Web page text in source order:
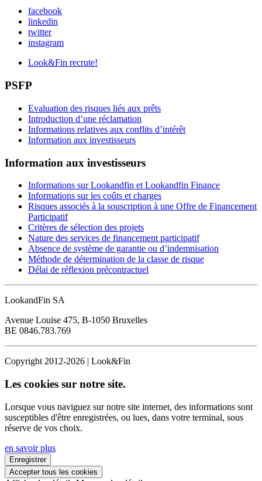
facebook
linkedin
twitter
instagram
Look&Fin recrute!
PSFP
Evaluation des risques liés aux prêts
Introduction d’une réclamation
Informations relatives aux conflits d’intérêt
Information aux investisseurs
Information aux investisseurs
Informations sur Lookandfin et Lookandfin Finance
Informations sur les coûts et charges
Risques associés à la souscription à une Offre de Financement
Participatif
Critères de sélection des projets
Nature des services de financement participatif
Absence de système de garantie ou d’indemnisation
Méthode de détermination de la classe de risque
Délai de réflexion précontractuel
LookandFin SA
Avenue Louise 475, B-1050 Bruxelles
BE 0846.783.769
Copyright 2012-2026 | Look&Fin
Les cookies sur notre site.
Lorsque vous naviguez sur notre site internet, des informations sont
susceptibles d'être enregistrées, ou lues, dans votre terminal, sous
réserve de vos choix.
en savoir plus
Enregistrer
Accepter tous les cookies